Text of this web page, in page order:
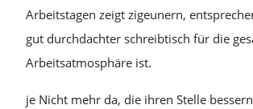
Arbeitstagen zeigt zigeunern,
gut durchdachter schreibtisch für die
Arbeitsatmosphäre ist.
je Nicht mehr da, die ihren Stelle